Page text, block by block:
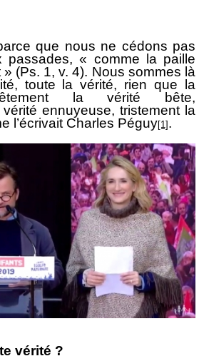
que nous ne cédons pas
passades, « comme la paille
(Ps. 1, v. 4). Nous sommes là
toute la vérité, rien que la
la vérité bête,
ennuyeuse, tristement la
l’écrivait Charles Péguy[1] .
vérité ?